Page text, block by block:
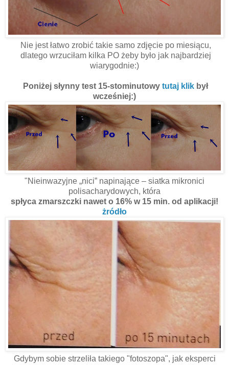
Nie jest łatwo zrobić takie samo zdjęcie po miesiącu,
dlatego wrzuciłam kilka PO żeby było jak najbardziej
wiarygodnie:)
Poniżej słynny test 15-stominutowy tutaj klik był
wcześniej:)
"Nieinwazyjne „nici” napinające – siatka mikronici
polisacharydowych, która
spłyca zmarszczki nawet o 16% w 15 min. od aplikacji!
żródło
Gdybym sobie strzeliła takiego "fotoszopa", jak eksperci